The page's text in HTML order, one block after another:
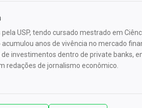
USP, tendo cursado mestrado em
acumulou anos de vivência no mercado
investimentos dentro de private banks,
redações de jornalismo econômico.